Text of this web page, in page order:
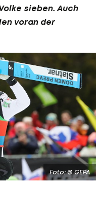
sieben. Auch
voran der
Foto: © GEPA